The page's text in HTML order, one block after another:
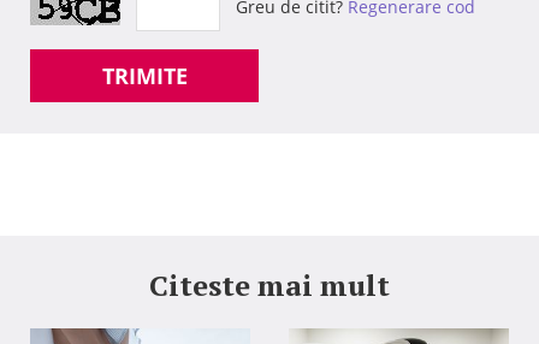
Greu de citit? Regenerare cod
TRIMITE
Citeste mai mult